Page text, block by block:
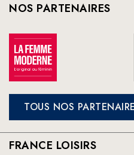
NOS PARTENAIRES
TOUS NOS
FRANCE LOISIRS